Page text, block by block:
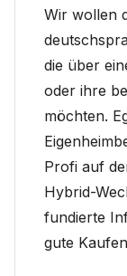
Wir wollen
die über
oder ihre
möchten.
Profi auf
Hybrid-
fundierte
gute